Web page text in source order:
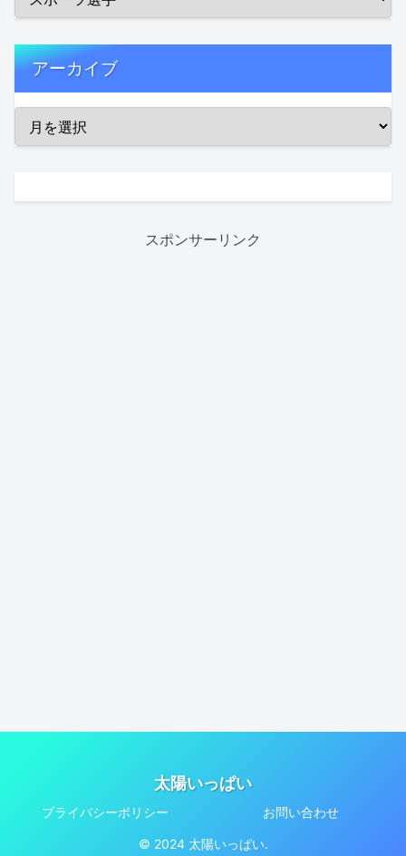
アーカイブ
スポンサーリンク
太陽いっぱい
プライバシーポリシー お問い合わせ
© 2024 太陽いっぱい.